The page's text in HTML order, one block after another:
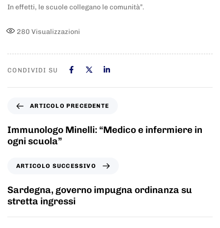
In effetti, le scuole collegano le comunità”.
280 Visualizzazioni
CONDIVIDI SU
ARTICOLO PRECEDENTE
Immunologo Minelli: “Medico e infermiere in
ogni scuola”
ARTICOLO SUCCESSIVO
Sardegna, governo impugna ordinanza su
stretta ingressi